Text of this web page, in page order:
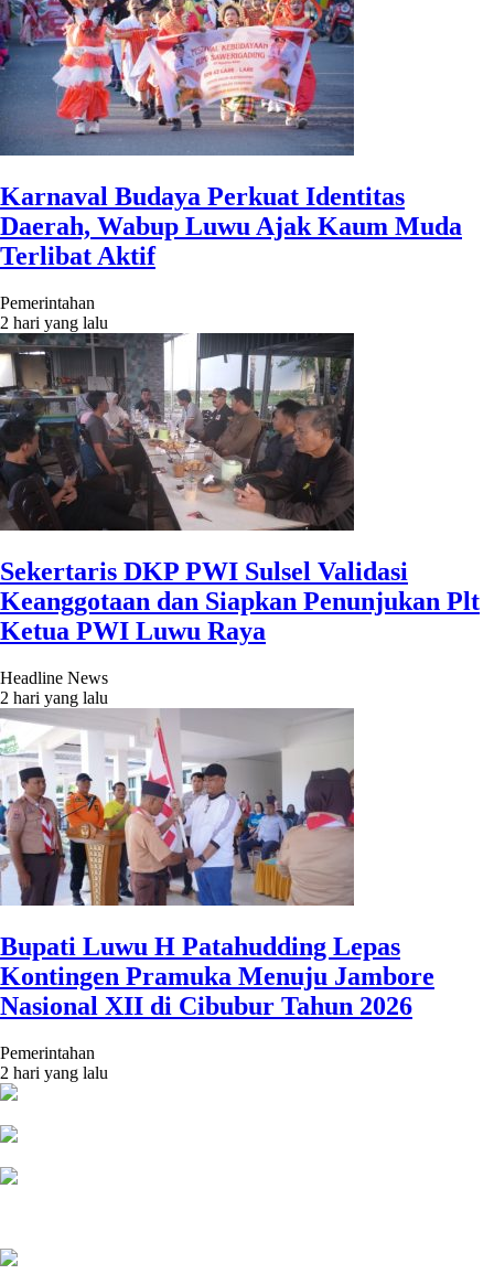
Karnaval Budaya Perkuat Identitas
Daerah, Wabup Luwu Ajak Kaum Muda
Terlibat Aktif
Pemerintahan
2 hari yang lalu
Sekertaris DKP PWI Sulsel Validasi
Keanggotaan dan Siapkan Penunjukan Plt
Ketua PWI Luwu Raya
Headline News
2 hari yang lalu
Bupati Luwu H Patahudding Lepas
Kontingen Pramuka Menuju Jambore
Nasional XII di Cibubur Tahun 2026
Pemerintahan
2 hari yang lalu